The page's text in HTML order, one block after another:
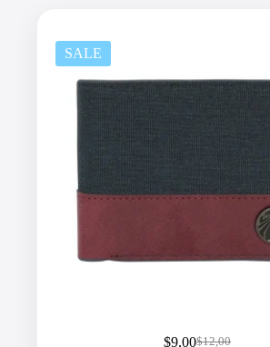
SALE
$12,00
$9,00